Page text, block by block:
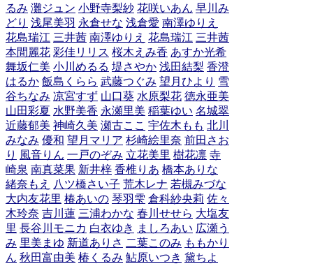
るみ 灘ジュン 小野寺梨紗 花咲いあん 早川み
どり 浅尾美羽 永倉せな 浅倉愛 南澤ゆりえ
花島瑞江 三井茜 南澤ゆりえ 花島瑞江 三井茜
本間麗花 彩佳リリス 桜木えみ香 あすか光希
舞坂仁美 小川めるる 堤さやか 浅田結梨 香澄
はるか 飯島くらら 武藤つぐみ 望月ひより 雪
谷ちなみ 凉宮すず 山口葵 水原梨花 徳永亜美
山田彩夏 水野美香 永瀬里美 稲葉ゆい 名城翠
近藤郁美 神崎久美 瀬古ここ 宇佐木もも 北川
みなみ 優和 望月マリア 杉崎絵里奈 前田さお
り 風音りん 一戸のぞみ 立花美里 樹花凛 寺
崎泉 南真菜果 新井梓 香椎りあ 橋本ありな
緒奈もえ
八ツ橋さい子 荒木レナ 若槻みづな
大内友花里 椿あいの 琴羽雫 倉科紗央莉 佐々
木玲奈 吉川蓮 三浦わかな 春川せせら 大塩友
里 長谷川モニカ 白衣ゆき ましろあい 広瀬う
み 里美まゆ 新道ありさ 二葉このみ ももかり
ん 秋田富由美 椿くるみ 鮎原いつき 黛ちよ